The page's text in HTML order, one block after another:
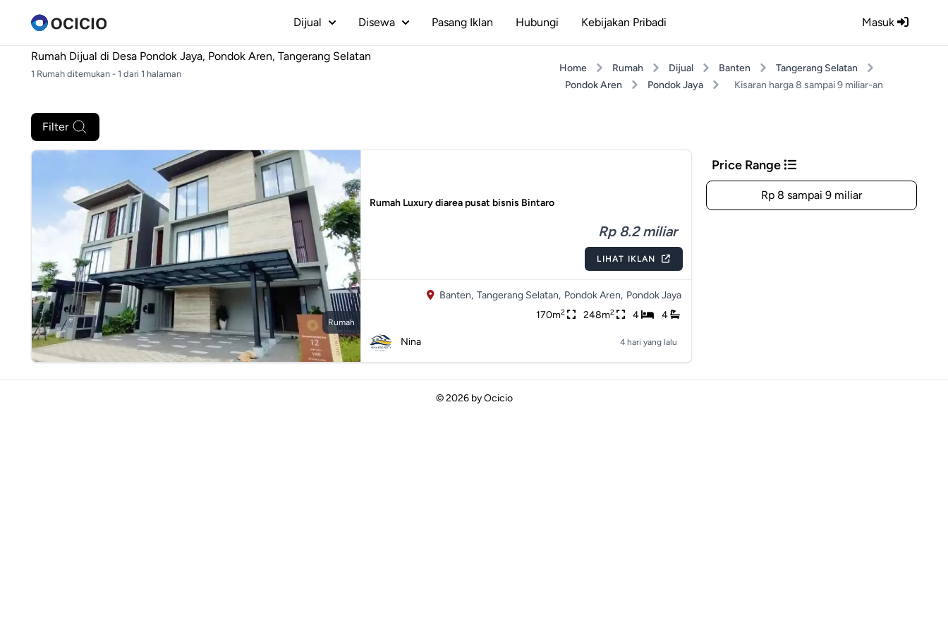
Masuk
Dijual Disewa Pasang Iklan Hubungi Kebijakan Pribadi
Rumah Dijual di Desa Pondok Jaya, Pondok Aren, Tangerang Selatan
1 Rumah ditemukan - 1 dari 1 halaman Home Rumah Dijual Banten
Tangerang Selatan
Pondok Aren
Pondok Jaya Kisaran harga 8 sampai 9 miliar-an
Filter
Rumah
Rumah Luxury diarea pusat bisnis Bintaro
Rp 8.2 miliar
LIHAT IKLAN
Banten, Tangerang Selatan, Pondok Aren, Pondok Jaya
170m2 248m2 4 4
Nina 4 hari yang lalu
Price Range
Rp 8 sampai 9 miliar
© 2026 byOcicio